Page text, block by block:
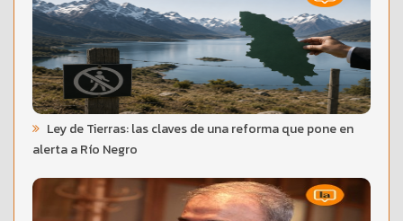
Ley de Tierras: las claves de una reforma que pone en
alerta a Río Negro